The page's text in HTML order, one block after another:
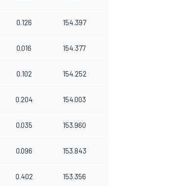
0.126 154.397
0.016 154.377
0.102 154.252
0.204 154.003
0.035 153.960
0.096 153.843
0.402 153.356